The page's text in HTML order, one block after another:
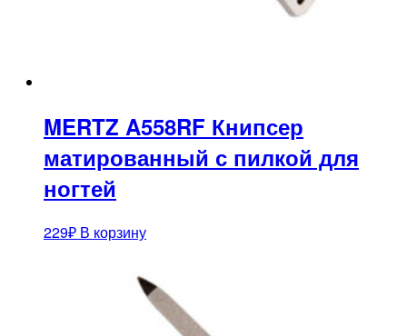
MERTZ A558RF Книпсер
матированный с пилкой для
ногтей
229₽ В корзину